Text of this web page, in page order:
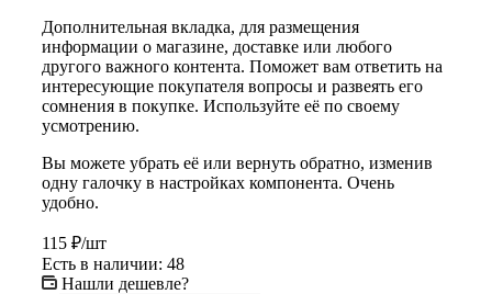
Дополнительная вкладка, для размещения
информации о магазине, доставке или любого
другого важного контента. Поможет вам ответить на
интересующие покупателя вопросы и развеять его
сомнения в покупке. Используйте её по своему
усмотрению.
Вы можете убрать её или вернуть обратно, изменив
одну галочку в настройках компонента. Очень
удобно.
115 ₽/шт
Есть в наличии: 48
Нашли дешевле?